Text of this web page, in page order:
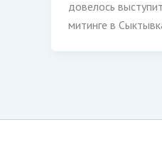
довелось
митинге в